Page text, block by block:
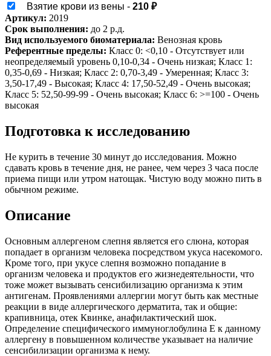
Взятие крови из вены - 210 ₽
Артикул: 2019
Срок выполнения: до 2 р.д.
Вид используемого биоматериала: Венозная кровь
Референтные пределы: Класс 0: <0,10 - Отсутствует или
неопределяемый уровень 0,10-0,34 - Очень низкая; Класс 1:
0,35-0,69 - Низкая; Класс 2: 0,70-3,49 - Умеренная; Класс 3:
3,50-17,49 - Высокая; Класс 4: 17,50-52,49 - Очень высокая;
Класс 5: 52,50-99-99 - Очень высокая; Класс 6: >=100 - Очень
высокая
Подготовка к исследованию
Не курить в течение 30 минут до исследования. Можно
сдавать кровь в течение дня, не ранее, чем через 3 часа после
приема пищи или утром натощак. Чистую воду можно пить в
обычном режиме.
Описание
Основным аллергеном слепня является его слюна, которая
попадает в организм человека посредством укуса насекомого.
Кроме того, при укусе слепня возможно попадание в
организм человека и продуктов его жизнедеятельности, что
тоже может вызывать сенсибилизацию организма к этим
антигенам. Проявлениями аллергии могут быть как местные
реакции в виде аллергического дерматита, так и общие:
крапивница, отек Квинке, анафилактический шок.
Определение специфического иммуноглобулина Е к данному
аллергену в повышенном количестве указывает на наличие
сенсибилизации организма к нему.